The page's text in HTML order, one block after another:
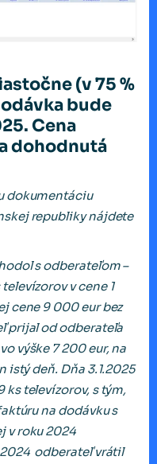
(v 75 %
bude
Cena
dohodnutá
dokumentáciu
republiky nájdete
s odberateľom –
v cene 1
cene 9 000 eur bez
prijal od odberateľa
výške 7 200 eur, na
deň. Dňa 3.1.2025
televízorov, s tým,
na dodávku s
v roku 2024
odberateľ vrátil